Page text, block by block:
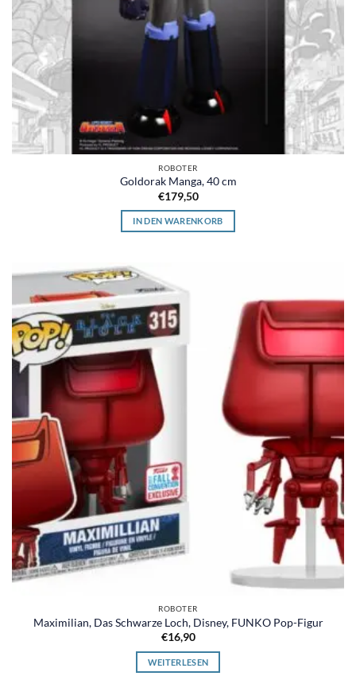
ROBOTER
Goldorak Manga, 40 cm
€179,50
IN DEN WARENKORB
ROBOTER
Maximilian, Das Schwarze Loch, Disney, FUNKO Pop-Figur
€16,90
WEITERLESEN